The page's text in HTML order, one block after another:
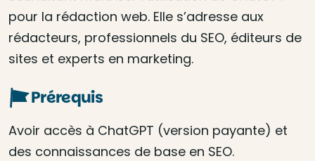
pour la rédaction web. Elle s’adresse aux
rédacteurs, professionnels du SEO, éditeurs de
sites et experts en marketing.
Prérequis
Avoir accès à ChatGPT (version payante) et
des connaissances de base en SEO.